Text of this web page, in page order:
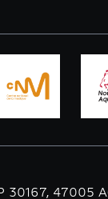
30167, 47005